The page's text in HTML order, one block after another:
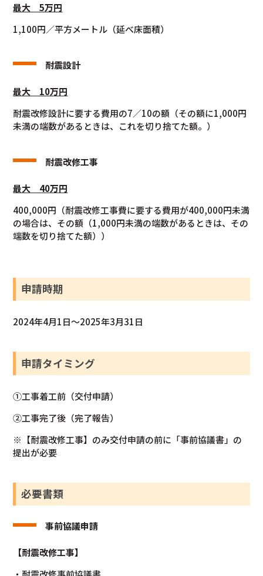
最大 5万円
1,100円／平方メートル（延べ床面積）
耐震設計
最大 10万円
耐震改修設計に要する費用の7／10の額（その額に1,000円
未満の端数があるときは、これを切り捨てた額。）
耐震改修工事
最大 40万円
400,000円（耐震改修工事費に要する費用が400,000円未満
の場合は、その額（1,000円未満の端数があるときは、その
端数を切り捨てた額））
申請時期
2024年4月1日～2025年3月31日
申請タイミング
①工事着工前（交付申請）
②工事完了後（完了報告）
※【耐震改修工事】のみ交付申請の前に「事前協議書」の
提出が必要
必要書類
事前協議申請
【耐震改修工事】